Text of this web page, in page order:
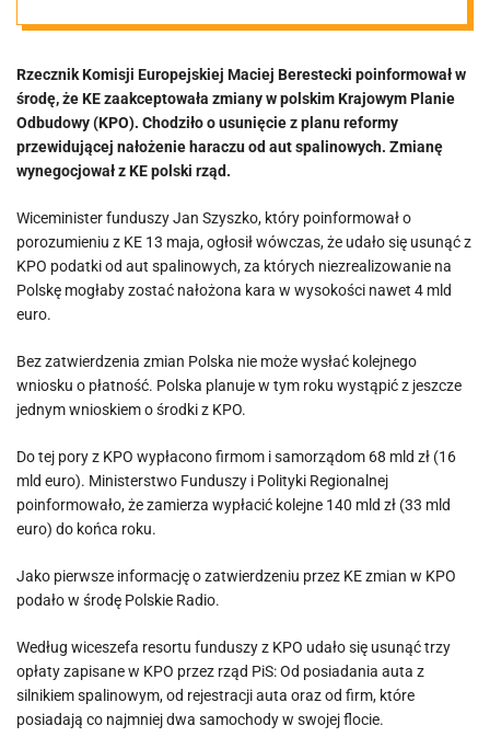
na usunięcie
haraczu od aut
spalinowych
Rzecznik Komisji Europejskiej Maciej Berestecki poinformował w
środę, że KE zaakceptowała zmiany w polskim Krajowym Planie
Odbudowy (KPO). Chodziło o usunięcie z planu reformy
przewidującej nałożenie haraczu od aut spalinowych. Zmianę
wynegocjował z KE polski rząd.
Wiceminister funduszy Jan Szyszko, który poinformował o
porozumieniu z KE 13 maja, ogłosił wówczas, że udało się usunąć z
KPO podatki od aut spalinowych, za których niezrealizowanie na
Polskę mogłaby zostać nałożona kara w wysokości nawet 4 mld
euro.
Bez zatwierdzenia zmian Polska nie może wysłać kolejnego
wniosku o płatność. Polska planuje w tym roku wystąpić z jeszcze
jednym wnioskiem o środki z KPO.
Do tej pory z KPO wypłacono firmom i samorządom 68 mld zł (16
mld euro). Ministerstwo Funduszy i Polityki Regionalnej
poinformowało, że zamierza wypłacić kolejne 140 mld zł (33 mld
euro) do końca roku.
Jako pierwsze informację o zatwierdzeniu przez KE zmian w KPO
podało w środę Polskie Radio.
Według wiceszefa resortu funduszy z KPO udało się usunąć trzy
opłaty zapisane w KPO przez rząd PiS: Od posiadania auta z
silnikiem spalinowym, od rejestracji auta oraz od firm, które
posiadają co najmniej dwa samochody w swojej flocie.